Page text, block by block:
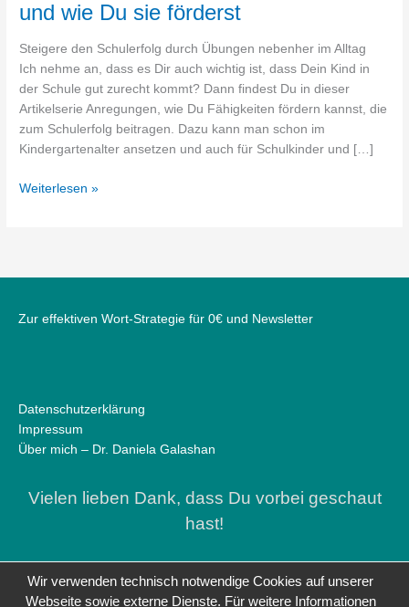
und wie Du sie förderst
Steigere den Schulerfolg durch Übungen nebenher im Alltag
Ich nehme an, dass es Dir auch wichtig ist, dass Dein Kind in
der Schule gut zurecht kommt? Dann findest Du in dieser
Artikelserie Anregungen, wie Du Fähigkeiten fördern kannst, die
zum Schulerfolg beitragen. Dazu kann man schon im
Kindergartenalter ansetzen und auch für Schulkinder und […]
sie
Weiterlesen »
Zur effektiven Wort-Strategie für 0€ und Newsletter
Datenschutzerklärung
Impressum
Über mich – Dr. Daniela Galashan
Vielen lieben Dank, dass Du vorbei geschaut
hast!
Wir verwenden technisch notwendige Cookies auf unserer
Webseite sowie externe Dienste. Für weitere Informationen